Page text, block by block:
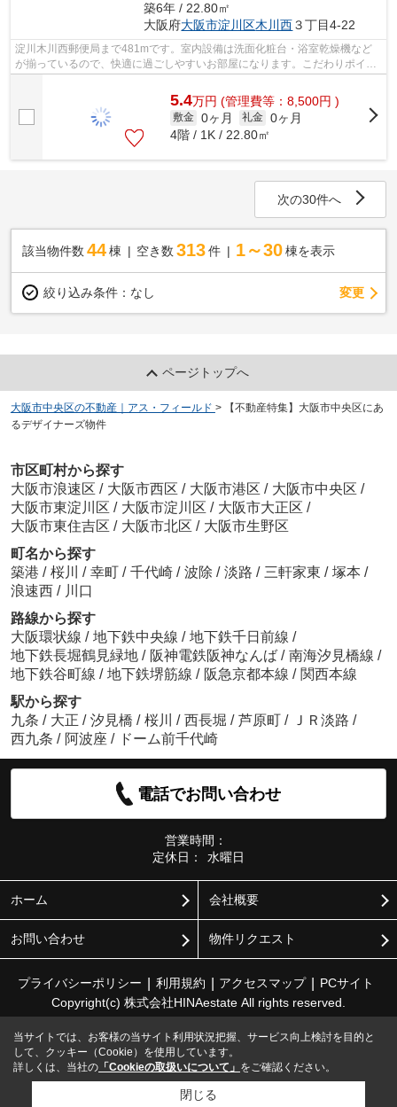
築6年 / 22.80㎡
大阪府大阪市淀川区木川西３丁目4-22
淀川木川西郵便局まで481mです。室内設備は洗面化粧台・浴室乾燥機など
が揃っているので、快適に過ごしやすいお部屋になります。こだわりポイン
5.4万円 (管理費等：8,500円 )
敷金 0ヶ月 礼金 0ヶ月
4階 / 1K / 22.80㎡
次の30件へ
該当物件数 44棟 空き数 313 件 1～30 棟を表示
絞り込み条件： なし 変更
ページトップへ
大阪市中央区の不動産｜アス・フィールド >
【不動産特集】大阪市中央区にあ
るデザイナーズ物件
市区町村から探す
大阪市浪速区 / 大阪市西区 / 大阪市港区 / 大阪市中央区 /
大阪市東淀川区 / 大阪市淀川区 / 大阪市大正区 /
大阪市東住吉区 / 大阪市北区 / 大阪市生野区
町名から探す
築港 / 桜川 / 幸町 / 千代崎 / 波除 / 淡路 / 三軒家東 / 塚本 /
浪速西 / 川口
路線から探す
大阪環状線 / 地下鉄中央線 / 地下鉄千日前線 /
地下鉄長堀鶴見緑地 / 阪神電鉄阪神なんば / 南海汐見橋線 /
地下鉄谷町線 / 地下鉄堺筋線 / 阪急京都本線 / 関西本線
駅から探す
九条 / 大正 / 汐見橋 / 桜川 / 西長堀 / 芦原町 / ＪＲ淡路 /
西九条 / 阿波座 / ドーム前千代崎
電話でお問い合わせ
営業時間：
定休日：
水曜日
ホーム 会社概要
お問い合わせ 物件リクエスト
プライバシーポリシー 利用規約 アクセスマップ
PCサイト
Copyright(c) 株式会社HINAestate All rights reserved.